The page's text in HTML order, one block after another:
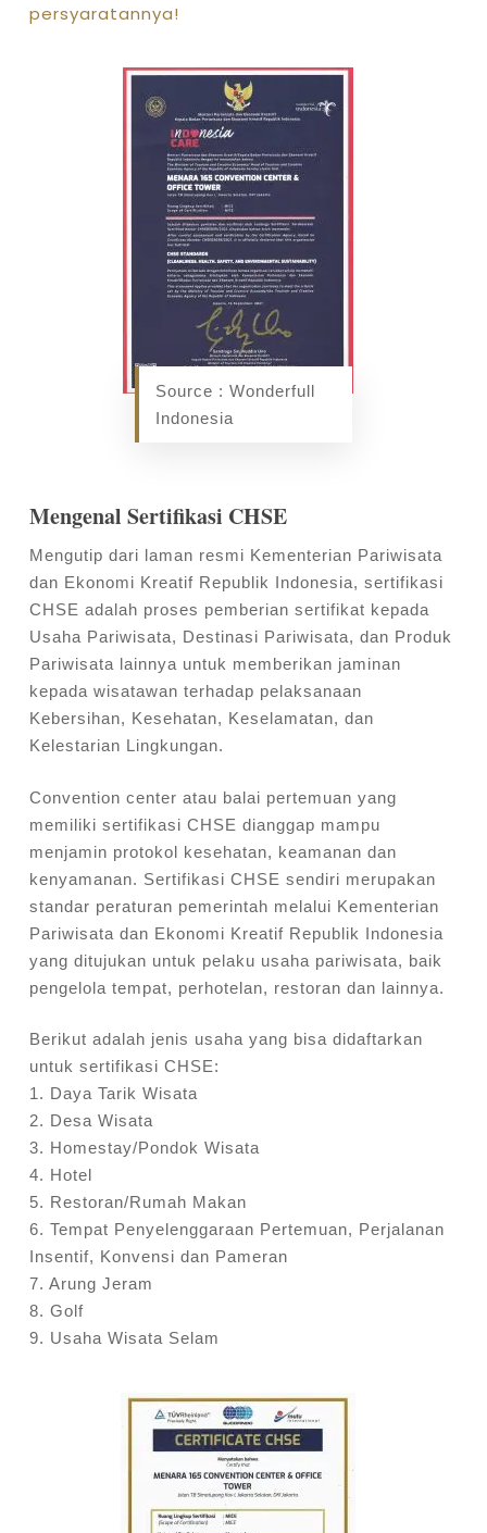
persyaratannya!
Source : Wonderfull
Indonesia
Mengenal Sertifikasi CHSE
Mengutip dari laman resmi Kementerian Pariwisata
dan Ekonomi Kreatif Republik Indonesia, sertifikasi
CHSE adalah proses pemberian sertifikat kepada
Usaha Pariwisata, Destinasi Pariwisata, dan Produk
Pariwisata lainnya untuk memberikan jaminan
kepada wisatawan terhadap pelaksanaan
Kebersihan, Kesehatan, Keselamatan, dan
Kelestarian Lingkungan.
Convention center atau balai pertemuan yang
memiliki sertifikasi CHSE dianggap mampu
menjamin protokol kesehatan, keamanan dan
kenyamanan. Sertifikasi CHSE sendiri merupakan
standar peraturan pemerintah melalui Kementerian
Pariwisata dan Ekonomi Kreatif Republik Indonesia
yang ditujukan untuk pelaku usaha pariwisata, baik
pengelola tempat, perhotelan, restoran dan lainnya.
Berikut adalah jenis usaha yang bisa didaftarkan
untuk sertifikasi CHSE:
1. Daya Tarik Wisata
2. Desa Wisata
3. Homestay/Pondok Wisata
4. Hotel
5. Restoran/Rumah Makan
6. Tempat Penyelenggaraan Pertemuan, Perjalanan
Insentif, Konvensi dan Pameran
7. Arung Jeram
8. Golf
9. Usaha Wisata Selam